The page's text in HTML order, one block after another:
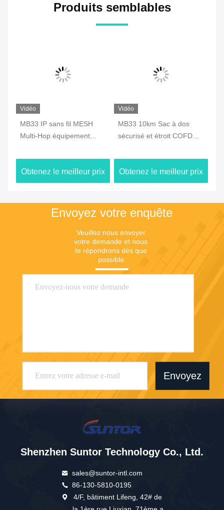
Produits semblables
Vidéo
MB33 IP sans fil MESH
Multi-Hop équipement
GPS/Wifi/4G
Obtenez le meilleur prix
Vidéo
MB33 10km Sac à dos
sécurisé et étroit COFDM
numérique sans fil avec
batterie
Obtenez le meilleur prix
Envoyez votre enquête
Veuillez nous envoyer
votre demande et nous
te répondrons dès que
possible.
Envoyez
Shenzhen Suntor Technology Co., Ltd.
sales@suntor-intl.com
86-130-5810-0195
4/F, bâtiment Lifeng, 42# de